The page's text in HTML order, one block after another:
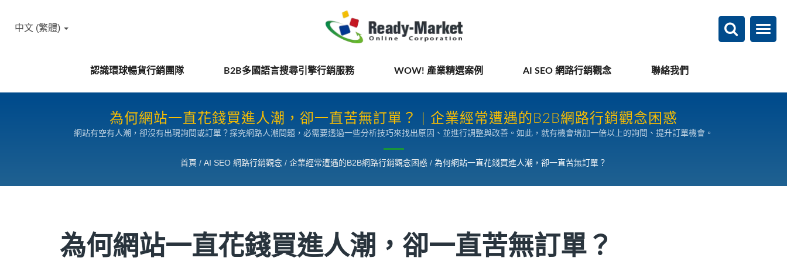
認識環球暢貨行銷團隊 B2B多國語言搜尋引擎行銷服務 WOW! 產業精選案例 AI SEO 網路行銷觀念 聯絡我們
中文 (繁體)
為何網站一直花錢買進人潮，卻一直苦無訂單？ | 企業經常遭遇的B2B網路行銷觀念困惑
網站有空有人潮，卻沒有出現詢問或訂單？探究網路人潮問題，必需要透過一些分析技巧來找出原因、並進行調整與改善。如此，就有機會增加一倍以上的詢問、提升訂單機會。
首頁 / AI SEO 網路行銷觀念 / 企業經常遭遇的B2B網路行銷觀念困惑 / 為何網站一直花錢買進人潮，卻一直苦無訂單？
為何網站一直花錢買進人潮，卻一直苦無訂單？